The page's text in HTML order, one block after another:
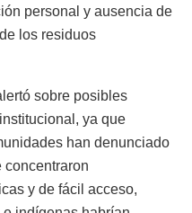
personal y ausencia de
los residuos
sobre posibles
ya que
han denunciado
concentraron
y de fácil acceso,